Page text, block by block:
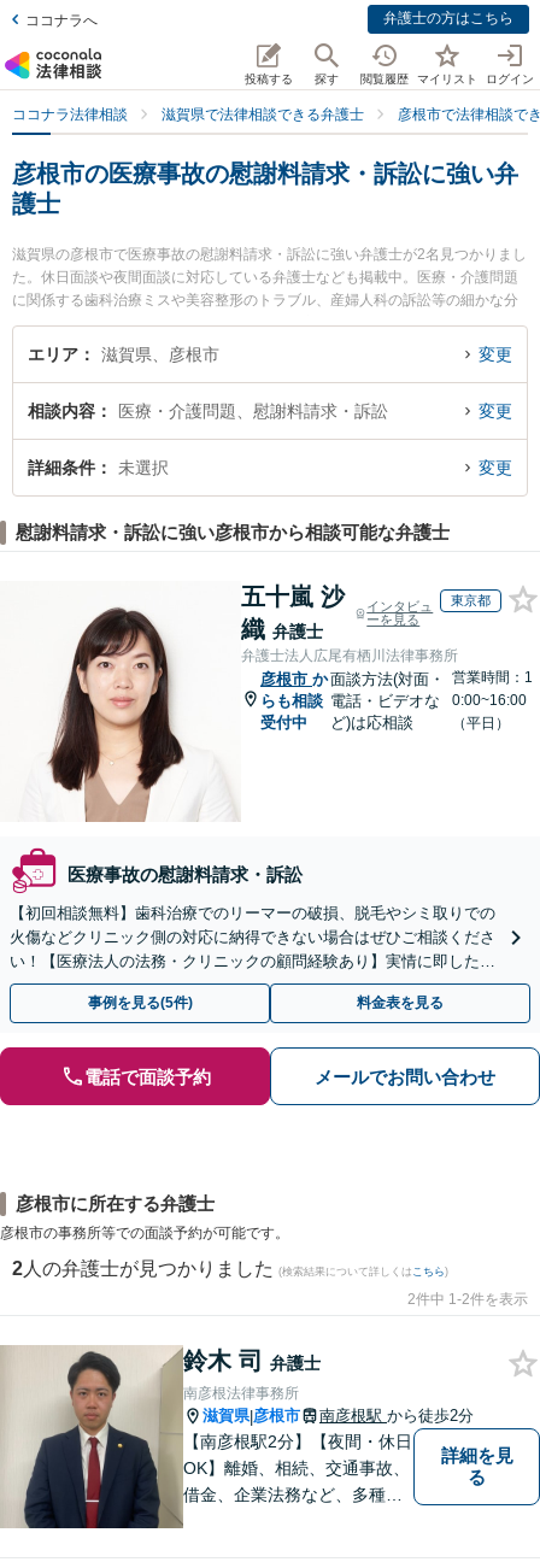
ココナラへ 弁護士の方はこちら
投稿する 探す 閲覧履歴 マイリスト ログイン
ココナラ法律相談 滋賀県で法律相談できる弁護士 彦根市で法律相談で
彦根市の医療事故の慰謝料請求・訴訟に強い弁
護士
滋賀県の彦根市で医療事故の慰謝料請求・訴訟に強い弁護士が2名見つかりまし
た。休日面談や夜間面談に対応している弁護士なども掲載中。医療・介護問題
に関係する歯科治療ミスや美容整形のトラブル、産婦人科の訴訟等の細かな分
野での絞り込み検索もでき便利です。特に南彦根法律事務所の鈴木 司弁護士や
荒川法律事務所の北村 美菜弁護士のプロフィール情報や弁護士費用、強みなど
が注目されています。『彦根市で土日や夜間に発生した医療事故の慰謝料請
求・訴訟のトラブル解決の実績豊富な近くの弁護士を検索したい』『初回相談
無料で医療事故の慰謝料請求・訴訟を法律相談できる彦根市内の弁護士に相談
予約したい』などでお困りの相談者さんにおすすめです。
エリア 滋賀県、彦根市 変更
相談内容 医療・介護問題、慰謝料請求・訴訟 変更
詳細条件 未選択 変更
慰謝料請求・訴訟に強い彦根市から相談可能な弁護士
五十嵐 沙
織 弁護士
インタビュ
ーを見る
東京都
弁護士法人広尾有栖川法律事務所
彦根市 か
らも相談
受付中
面談方法(対面・
電話・ビデオな
ど)は応相談
営業時間：1
0:00~16:00
（平日）
医療事故の慰謝料請求・訴訟
【初回相談無料】歯科治療でのリーマーの破損、脱毛やシミ取りでの
火傷などクリニック側の対応に納得できない場合はぜひご相談くださ
い！【医療法人の法務・クリニックの顧問経験あり】実情に即したア
ドバイスで、納得のできるトラブルの解決を目指します。
事例を見る(5件) 料金表を見る
電話で面談予約 メールでお問い合わせ
彦根市に所在する弁護士
彦根市の事務所等での面談予約が可能です。
2 人の弁護士が見つかりました (検索結果について詳しくは こちら)
2件中 1-2件を表示
鈴木 司 弁護士
南彦根法律事務所
滋賀県|彦根市 南彦根駅 から徒歩2分
【南彦根駅2分】【夜間・休日
OK】離婚、相続、交通事故、
借金、企業法務など、多種多
詳細を見
る